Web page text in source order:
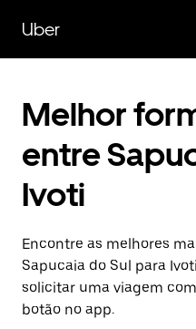
para
conteúdo
Uber
Melhor
entre
Ivoti
Encontre as melhores
Sapucaia do Sul para
solicitar uma viagem
botão no app.